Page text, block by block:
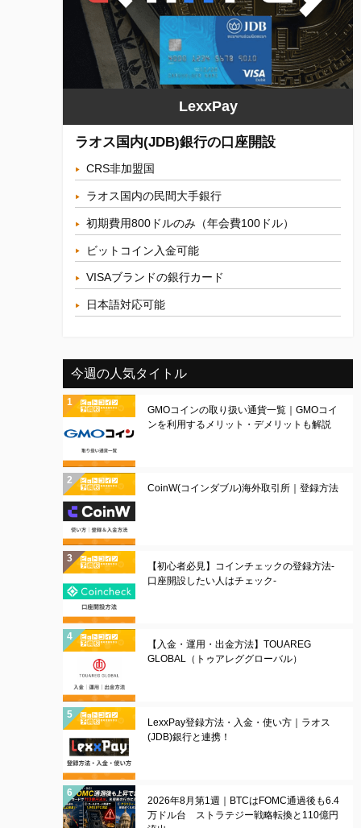
LexxPay
ラオス国内(JDB)銀行の口座開設
CRS非加盟国
ラオス国内の民間大手銀行
初期費用800ドルのみ（年会費100ドル）
ビットコイン入金可能
VISAブランドの銀行カード
日本語対応可能
今週の人気タイトル
GMOコインの取り扱い通貨一覧｜GMOコイ
ンを利用するメリット・デメリットも解説
CoinW(コインダブル)海外取引所｜登録方法
【初心者必見】コインチェックの登録方法-
口座開設したい人はチェック-
【入金・運用・出金方法】TOUAREG
GLOBAL（トゥアレググローバル）
LexxPay登録方法・入金・使い方｜ラオス
(JDB)銀行と連携！
2026年8月第1週｜BTCはFOMC通過後も6.4
万ドル台 ストラテジー戦略転換と110億円